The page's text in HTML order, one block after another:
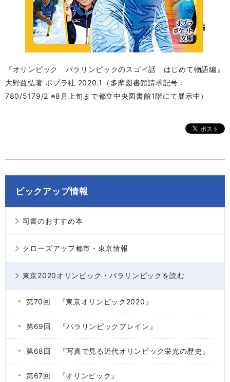
『オリンピック パラリンピックのスゴイ話 はじめて物語編』
大野益弘著 ポプラ社 2020.1（多摩図書館請求記号：
780/5179/2 ※8月上旬まで都立中央図書館1階にて展示中）
ピックアップ情報
司書のおすすめ本
クローズアップ都市・東京情報
東京2020オリンピック・パラリンピックを読む
第70回 『東京オリンピック2020』
第69回 『パラリンピックブレイン』
第68回 『写真で見る近代オリンピック栄光の歴史』
第67回 『オリンピック』